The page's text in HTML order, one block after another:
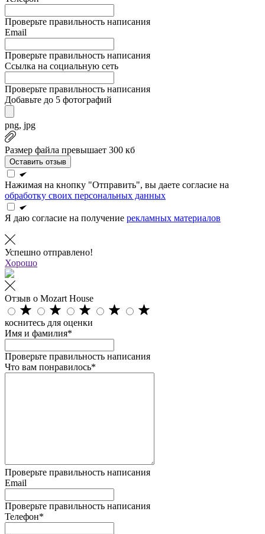
Проверьте правильность написания
Email
Проверьте правильность написания
Ссылка на социальную сеть
Проверьте правильность написания
Добавьте до 5 фотографий
png, jpg
Размер файла превышает 300 кб
Оставить отзыв
Нажимая на кнопку "Отправить", вы даете согласие на
обработку своих персональных данных
Я даю согласие на получение рекламных материалов
Успешно отправлено!
Хорошо
Отзыв о Mozart House
коснитесь для оценки
Имя и фамилия*
Проверьте правильность написания
Что вам понравилось*
Проверьте правильность написания
Email
Проверьте правильность написания
Телефон*